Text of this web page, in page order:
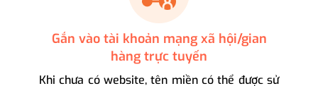
Gắn vào tài khoản mạng xã hội/gian
hàng trực tuyến
Khi chưa có website, tên miền có thể được sử